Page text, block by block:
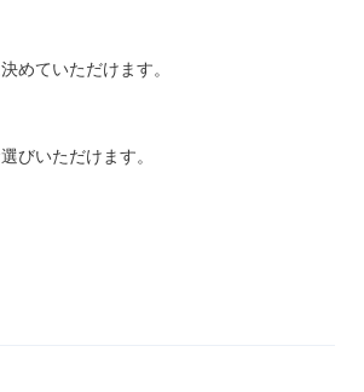
めていただけます。
びいただけます。